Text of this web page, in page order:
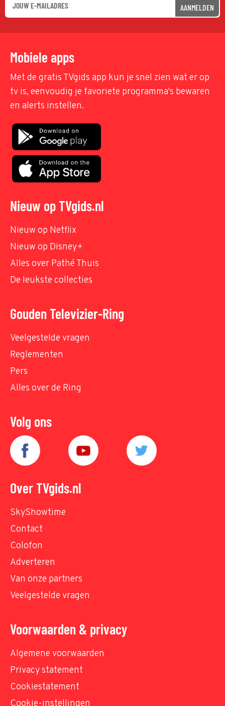
AANMELDEN
Mobiele apps
Met de gratis TVgids app kun je snel zien wat er op
tv is, eenvoudig je favoriete programma's bewaren
en alerts instellen.
Nieuw op TVgids.nl
Nieuw op Netflix
Nieuw op Disney+
Alles over Pathé Thuis
De leukste collecties
Gouden Televizier-Ring
Veelgestelde vragen
Reglementen
Pers
Alles over de Ring
Volg ons
Over TVgids.nl
SkyShowtime
Contact
Colofon
Adverteren
Van onze partners
Veelgestelde vragen
Voorwaarden & privacy
Algemene voorwaarden
Privacy statement
Cookiestatement